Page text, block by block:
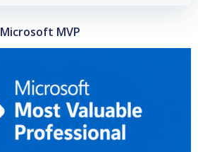
Microsoft MVP